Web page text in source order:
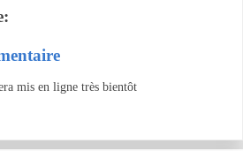
mis en ligne très bientôt